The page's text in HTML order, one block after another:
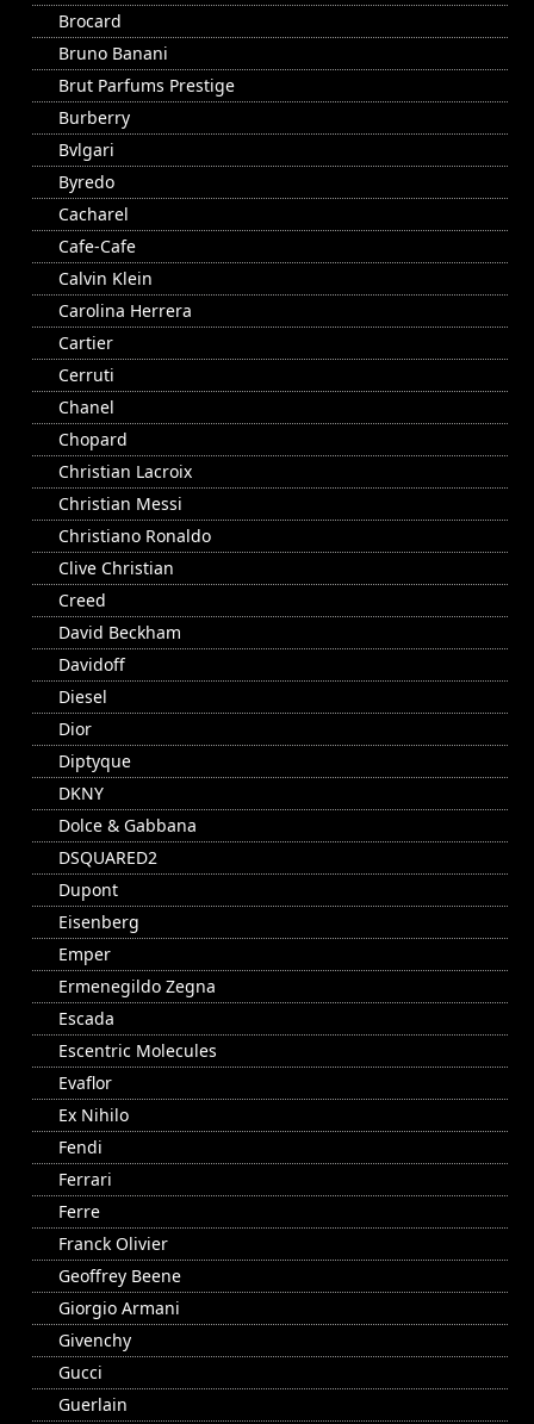
Brocard
Bruno Banani
Brut Parfums Prestige
Burberry
Bvlgari
Byredo
Cacharel
Cafe-Cafe
Calvin Klein
Carolina Herrera
Cartier
Cerruti
Chanel
Chopard
Christian Lacroix
Christian Messi
Christiano Ronaldo
Clive Christian
Creed
David Beckham
Davidoff
Diesel
Dior
Diptyque
DKNY
Dolce & Gabbana
DSQUARED2
Dupont
Eisenberg
Emper
Ermenegildo Zegna
Escada
Escentric Molecules
Evaflor
Ex Nihilo
Fendi
Ferrari
Ferre
Franck Olivier
Geoffrey Beene
Giorgio Armani
Givenchy
Gucci
Guerlain